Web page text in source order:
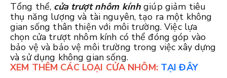
Tổng thể, cửa trượt nhôm kínhgiúp giảm tiêu
thụ năng lượng và tài nguyên, tạo ra một không
gian sống thân thiện với môi trường. Việc lựa
chọn cửa trượt nhôm kính có thể đóng góp vào
bảo vệ và bảo vệ môi trường trong việc xây dựng
và sử dụng không gian sống.
XEM THÊM CÁC LOẠI CỬA NHÔM: TẠI ĐÂY